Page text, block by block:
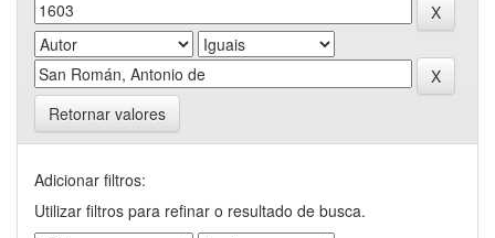
Retornar valores
Adicionar filtros:
Utilizar filtros para refinar o resultado de busca.